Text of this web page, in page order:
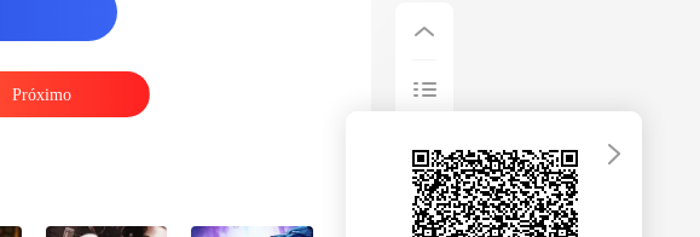
Próximo